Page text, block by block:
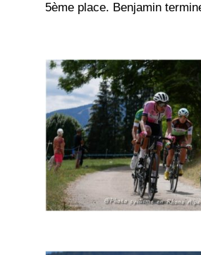
5ème place. Benjamin